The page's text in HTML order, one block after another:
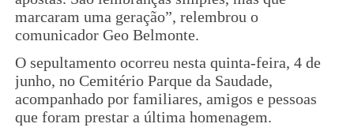
marcaram uma geração”, relembrou o
comunicador Geo Belmonte.
O sepultamento ocorreu nesta quinta-feira, 4 de
junho, no Cemitério Parque da Saudade,
acompanhado por familiares, amigos e pessoas
que foram prestar a última homenagem.